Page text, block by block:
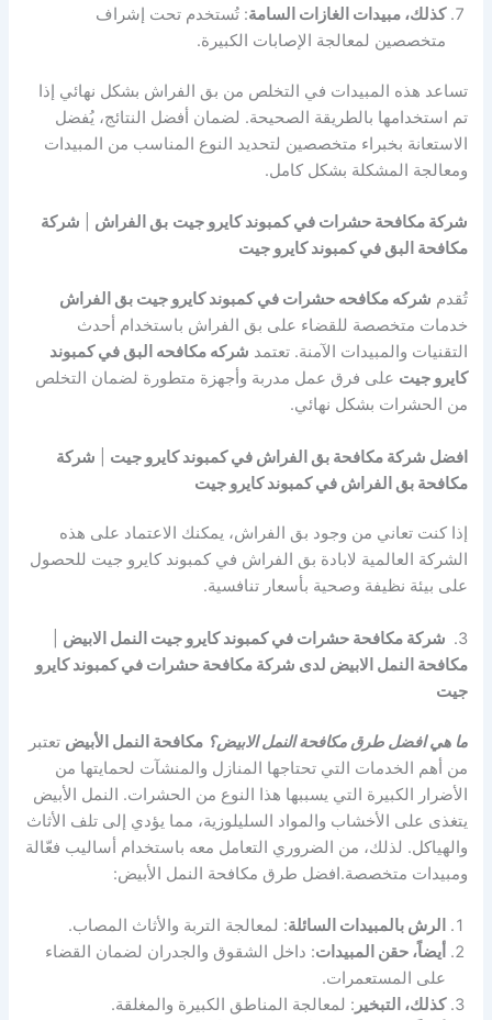
كذلك، مبيدات الغازات السامة: تُستخدم تحت إشراف
متخصصين لمعالجة الإصابات الكبيرة.
تساعد هذه المبيدات في التخلص من بق الفراش بشكل نهائي إذا
تم استخدامها بالطريقة الصحيحة. لضمان أفضل النتائج، يُفضل
الاستعانة بخبراء متخصصين لتحديد النوع المناسب من المبيدات
ومعالجة المشكلة بشكل كامل.
شركة مكافحة حشرات في كمبوند كايرو جيت بق الفراش
شركة
مكافحة البق في كمبوند كايرو جيت
تُقدم شركه مكافحه حشرات في كمبوند كايرو جيت بق الفراش
خدمات متخصصة للقضاء على بق الفراش باستخدام أحدث
التقنيات والمبيدات الآمنة. تعتمد شركه مكافحه البق في كمبوند
كايرو جيت على فرق عمل مدربة وأجهزة متطورة لضمان التخلص
من الحشرات بشكل نهائي.
افضل شركة مكافحة بق الفراش في كمبوند كايرو جيت
شركة
مكافحة بق الفراش في كمبوند كايرو جيت
إذا كنت تعاني من وجود بق الفراش، يمكنك الاعتماد على هذه
الشركة العالمية لابادة بق الفراش في كمبوند كايرو جيت للحصول
على بيئة نظيفة وصحية بأسعار تنافسية.
3. شركة مكافحة حشرات في كمبوند كايرو جيت النمل الابيض
مكافحة النمل الابيض لدى شركة مكافحة حشرات في كمبوند كايرو
جيت
ما هي افضل طرق مكافحة النمل الابيض؟ مكافحة النمل الأبيض تعتبر
من أهم الخدمات التي تحتاجها المنازل والمنشآت لحمايتها من
الأضرار الكبيرة التي يسببها هذا النوع من الحشرات. النمل الأبيض
يتغذى على الأخشاب والمواد السليلوزية، مما يؤدي إلى تلف الأثاث
والهياكل. لذلك، من الضروري التعامل معه باستخدام أساليب فعّالة
ومبيدات متخصصة.افضل طرق مكافحة النمل الأبيض:
الرش بالمبيدات السائلة: لمعالجة التربة والأثاث المصاب.
أيضاً، حقن المبيدات: داخل الشقوق والجدران لضمان القضاء
على المستعمرات.
كذلك، التبخير : لمعالجة المناطق الكبيرة والمغلقة.